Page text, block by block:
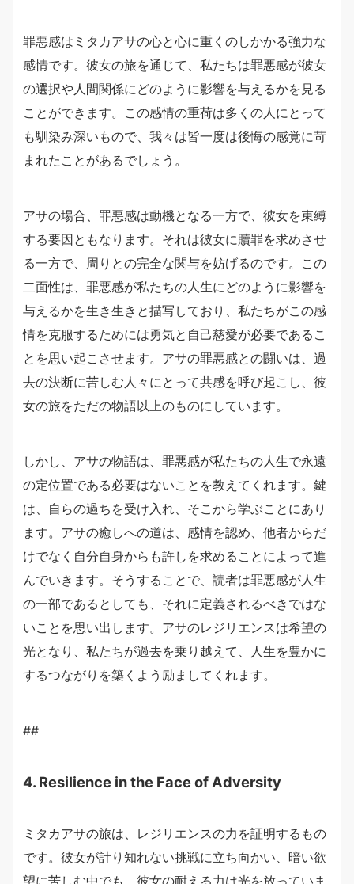
罪悪感はミタカアサの心と心に重くのしかかる強力な
感情です。彼女の旅を通じて、私たちは罪悪感が彼女
の選択や人間関係にどのように影響を与えるかを見る
ことができます。この感情の重荷は多くの人にとって
も馴染み深いもので、我々は皆一度は後悔の感覚に苛
まれたことがあるでしょう。
アサの場合、罪悪感は動機となる一方で、彼女を束縛
する要因ともなります。それは彼女に贖罪を求めさせ
る一方で、周りとの完全な関与を妨げるのです。この
二面性は、罪悪感が私たちの人生にどのように影響を
与えるかを生き生きと描写しており、私たちがこの感
情を克服するためには勇気と自己慈愛が必要であるこ
とを思い起こさせます。アサの罪悪感との闘いは、過
去の決断に苦しむ人々にとって共感を呼び起こし、彼
女の旅をただの物語以上のものにしています。
しかし、アサの物語は、罪悪感が私たちの人生で永遠
の定位置である必要はないことを教えてくれます。鍵
は、自らの過ちを受け入れ、そこから学ぶことにあり
ます。アサの癒しへの道は、感情を認め、他者からだ
けでなく自分自身からも許しを求めることによって進
んでいきます。そうすることで、読者は罪悪感が人生
の一部であるとしても、それに定義されるべきではな
いことを思い出します。アサのレジリエンスは希望の
光となり、私たちが過去を乗り越えて、人生を豊かに
するつながりを築くよう励ましてくれます。
##
4. Resilience in the Face of Adversity
ミタカアサの旅は、レジリエンスの力を証明するもの
です。彼女が計り知れない挑戦に立ち向かい、暗い欲